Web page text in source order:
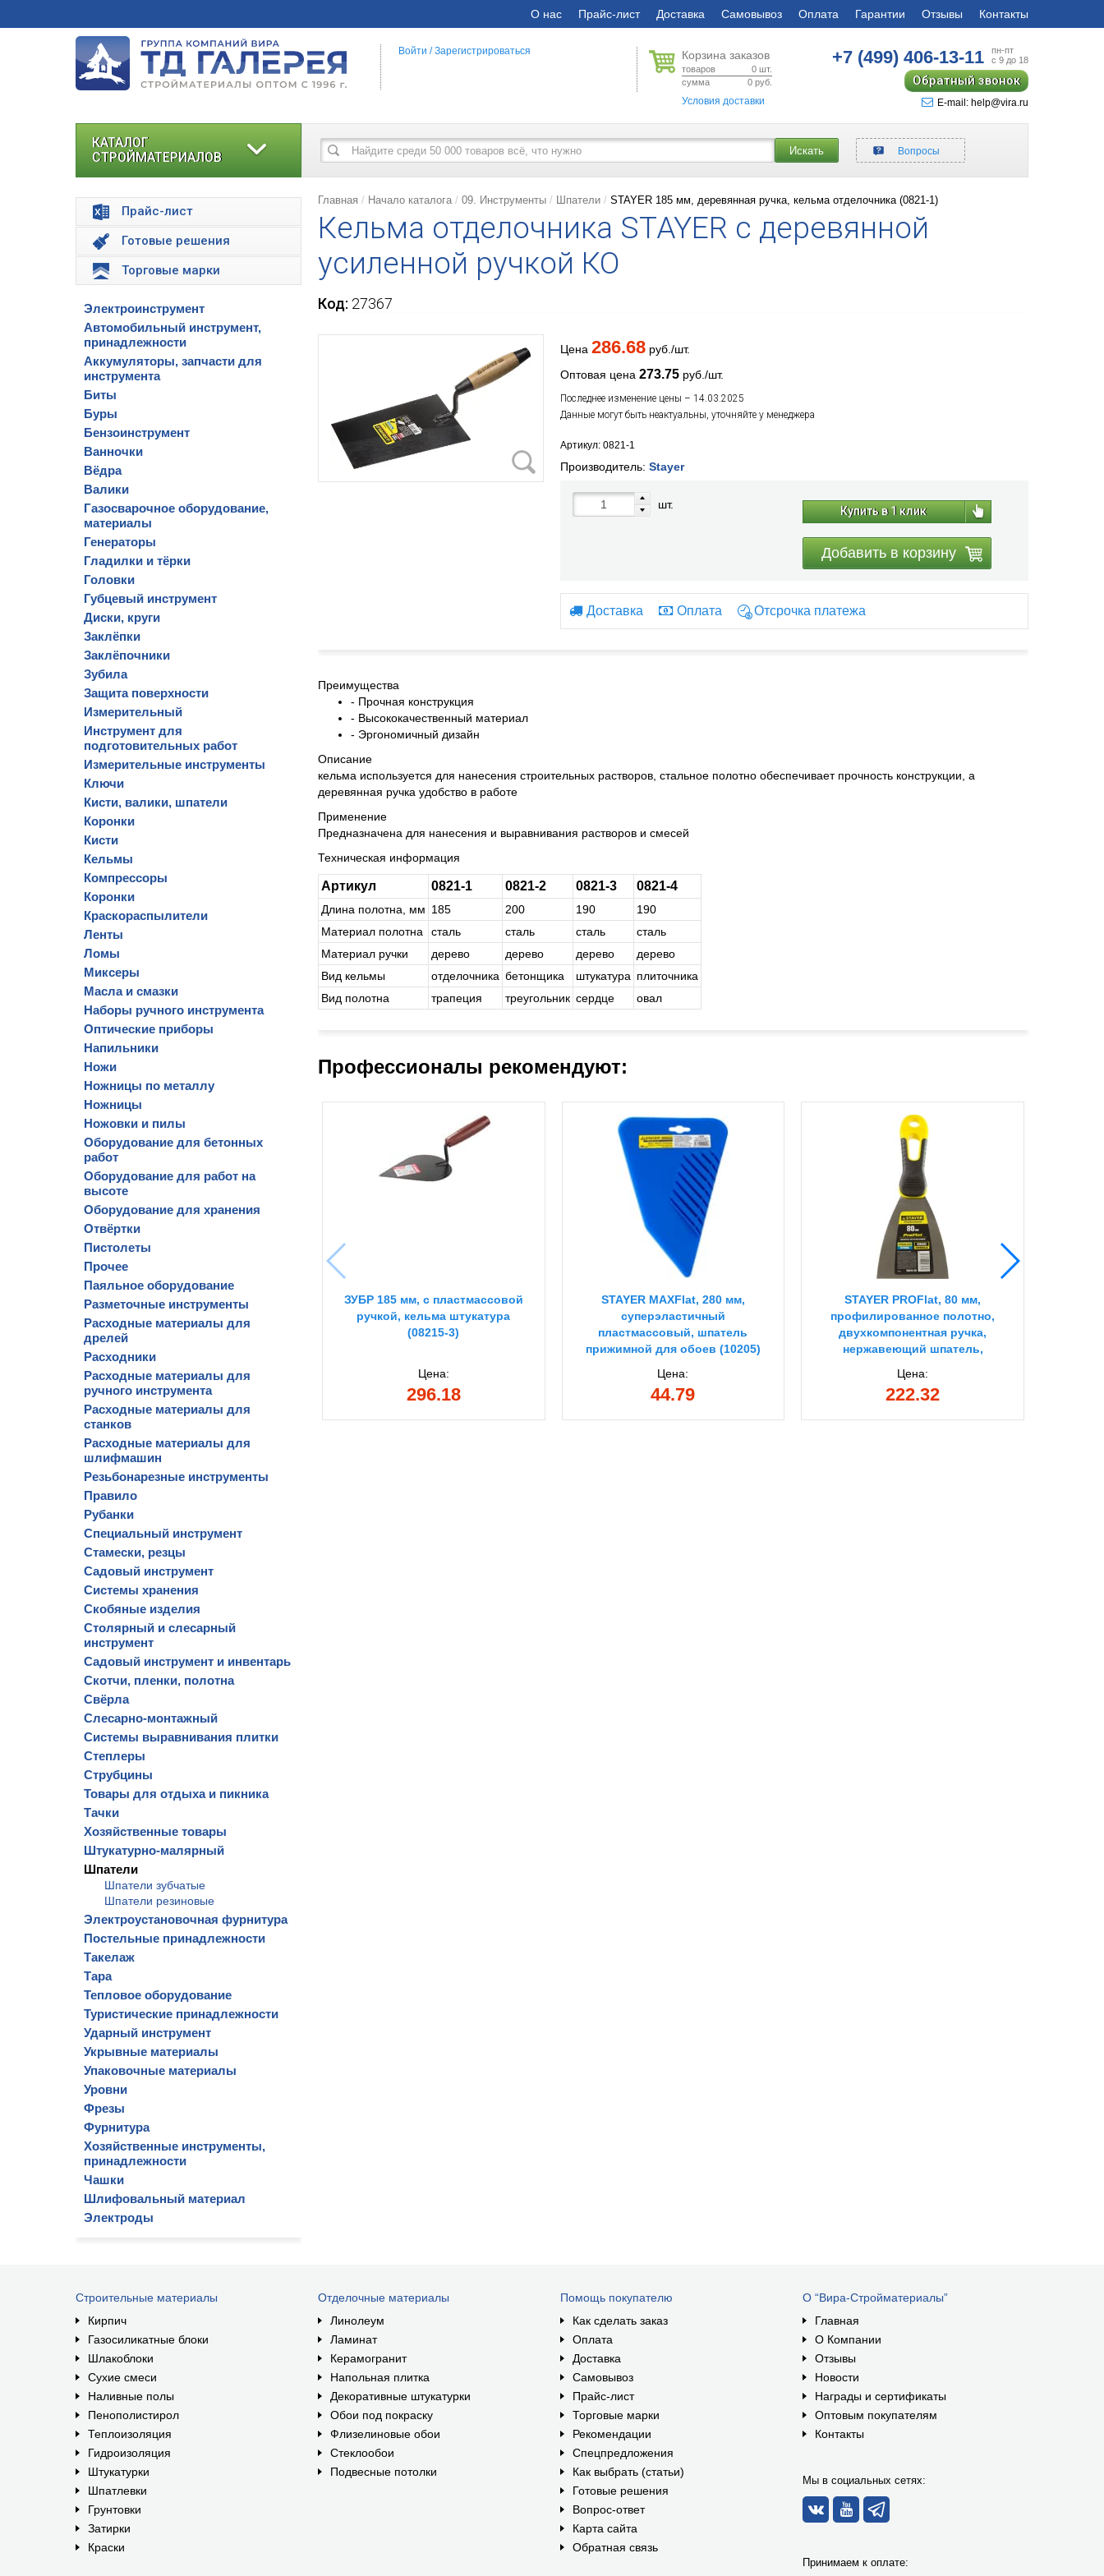
О нас Прайс-лист Доставка Самовывоз Оплата Гарантии Отзывы Контакты
Корзина заказов
товаров 0 шт.
сумма
0 руб.
Условия доставки
+7 (499)406-13-11
пн-пт
с 9 до 18
Обратный звонок
E-mail: help@vira.ru
Войти /Зарегистрироваться
КАТАЛОГ
СТРОЙМАТЕРИАЛОВ
Прайс-лист
Готовые решения
Торговые марки
Электроинструмент
Автомобильный инструмент,
принадлежности
Аккумуляторы, запчасти для
инструмента
Биты
Буры
Бензоинструмент
Ванночки
Вёдра
Валики
Газосварочное оборудование,
материалы
Генераторы
Гладилки и тёрки
Головки
Губцевый инструмент
Диски, круги
Заклёпки
Заклёпочники
Зубила
Защита поверхности
Измерительный
Инструмент для
подготовительных работ
Измерительные инструменты
Ключи
Кисти, валики, шпатели
Коронки
Кисти
Кельмы
Компрессоры
Коронки
Краскораспылители
Ленты
Ломы
Миксеры
Масла и смазки
Наборы ручного инструмента
Оптические приборы
Напильники
Ножи
Ножницы по металлу
Ножницы
Ножовки и пилы
Оборудование для бетонных
работ
Оборудование для работ на
высоте
Оборудование для хранения
Отвёртки
Пистолеты
Прочее
Паяльное оборудование
Разметочные инструменты
Расходные материалы для
дрелей
Расходники
Расходные материалы для
ручного инструмента
Расходные материалы для
станков
Расходные материалы для
шлифмашин
Резьбонарезные инструменты
Правило
Рубанки
Специальный инструмент
Стамески, резцы
Садовый инструмент
Системы хранения
Скобяные изделия
Столярный и слесарный
инструмент
Садовый инструмент и инвентарь
Скотчи, пленки, полотна
Свёрла
Слесарно-монтажный
Системы выравнивания плитки
Степлеры
Струбцины
Товары для отдыха и пикника
Тачки
Хозяйственные товары
Штукатурно-малярный
Шпатели
Шпатели зубчатые
Шпатели резиновые
Электроустановочная фурнитура
Постельные принадлежности
Такелаж
Тара
Тепловое оборудование
Туристические принадлежности
Ударный инструмент
Укрывные материалы
Упаковочные материалы
Уровни
Фрезы
Фурнитура
Хозяйственные инструменты,
принадлежности
Чашки
Шлифовальный материал
Электроды
Искать Вопросы
Главная Начало каталога 09. Инструменты Шпатели STAYER 185 мм, деревянная ручка, кельма отделочника (0821-1)
Кельма отделочника STAYER с деревянной
усиленной ручкой КО
Код: 27367
Цена 286.68руб./шт.
Оптовая цена 273.75руб./шт.
Последнее изменение цены – 14.03.2025
Данные могут быть неактуальны, уточняйте у менеджера
Артикул: 0821-1
Производитель: Stayer
шт. Купить в 1 клик
Добавить в корзину
Доставка Оплата Отсрочка платежа
Преимущества
- Прочная конструкция
- Высококачественный материал
- Эргономичный дизайн
Описание
кельма используется для нанесения строительных растворов, стальное полотно обеспечивает прочность конструкции, а
деревянная ручка удобство в работе
Применение
Предназначена для нанесения и выравнивания растворов и смесей
Техническая информация
Артикул 0821-1 0821-2 0821-3 0821-4
Длина полотна, мм 185 200 190
190
Материал полотна
сталь сталь сталь
сталь
Материал ручки
де­ре­во де­ре­во де­ре­во
де­ре­во
Вид кельмы
от­де­лоч­ни­ка бе­тон­щи­ка шту­ка­ту­ра пли­точ­ни­ка
Вид полотна
тра­пе­ция тре­уголь­ник серд­це овал
Профессионалы рекомендуют:
ЗУБР 185 мм, с пластмассовой
ручкой, кельма штукатура
(08215-3)
Цена:
296.18
STAYER MAXFlat, 280 мм,
суперэластичный
пластмассовый, шпатель
прижимной для обоев (10205)
Цена:
44.79
STAYER PROFlat, 80 мм,
профилированное полотно,
двухкомпонентная ручка,
нержавеющий шпатель,
Цена:
222.32
Строительные материалы
Кирпич
Газосиликатные блоки
Шлакоблоки
Сухие смеси
Наливные полы
Пенополистирол
Теплоизоляция
Гидроизоляция
Штукатурки
Шпатлевки
Грунтовки
Затирки
Краски
Отделочные материалы
Линолеум
Ламинат
Керамогранит
Напольная плитка
Декоративные штукатурки
Обои под покраску
Флизелиновые обои
Стеклообои
Подвесные потолки
Помощь покупателю
Как сделать заказ
Оплата
Доставка
Самовывоз
Прайс-лист
Торговые марки
Рекомендации
Спецпредложения
Как выбрать (статьи)
Готовые решения
Вопрос-ответ
Карта сайта
Обратная связь
О “Вира-Стройматериалы”
Главная
О Компании
Отзывы
Новости
Награды и сертификаты
Оптовым покупателям
Контакты
Мы в социальных сетях:
Принимаем к оплате: